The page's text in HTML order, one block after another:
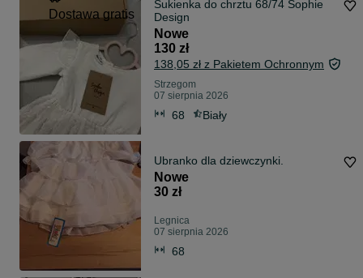
Dostawa gratis
Sukienka do chrztu 68/74 Sophie
Design
Nowe
130 zł
138,05 zł z Pakietem Ochronnym
Strzegom
07 sierpnia 2026
68 Biały
Ubranko dla dziewczynki.
Nowe
30 zł
Legnica
07 sierpnia 2026
68